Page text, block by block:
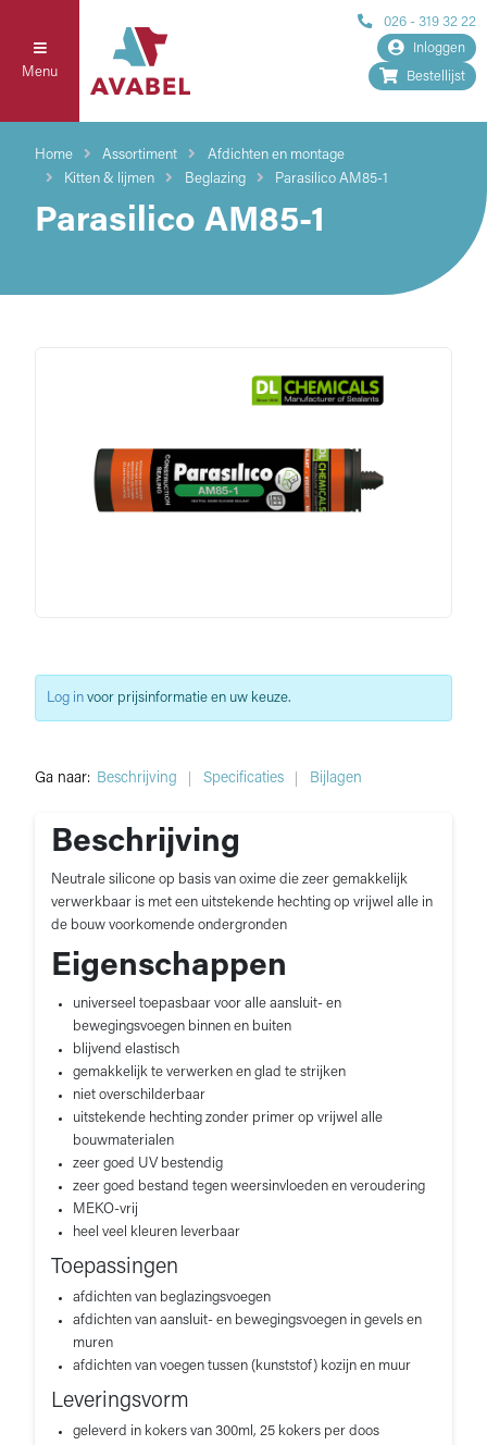
Menu
026 - 319 32 22
Inloggen
Bestellijst
Home Assortiment
Afdichten en montage
Kitten & lijmen
Beglazing Parasilico AM85-1
Parasilico AM85-1
Ga naar: Beschrijving Specificaties Bijlagen
Beschrijving
Neutrale silicone op basis van oxime die zeer gemakkelijk
verwerkbaar is met een uitstekende hechting op vrijwel alle in
de bouw voorkomende ondergronden
Eigenschappen
universeel toepasbaar voor alle aansluit- en
bewegingsvoegen binnen en buiten
blijvend elastisch
gemakkelijk te verwerken en glad te strijken
niet overschilderbaar
uitstekende hechting zonder primer op vrijwel alle
bouwmaterialen
zeer goed UV bestendig
zeer goed bestand tegen weersinvloeden en veroudering
MEKO-vrij
heel veel kleuren leverbaar
Toepassingen
afdichten van beglazingsvoegen
afdichten van aansluit- en bewegingsvoegen in gevels en
muren
afdichten van voegen tussen (kunststof) kozijn en muur
Leveringsvorm
geleverd in kokers van 300ml, 25 kokers per doos
Log in voor prijsinformatie en uw keuze.